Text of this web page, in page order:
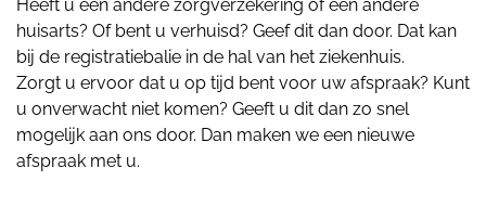
Heeft u een andere zorgverzekering of een andere
huisarts? Of bent u verhuisd? Geef dit dan door. Dat kan
bij de registratiebalie in de hal van het ziekenhuis.
Zorgt u ervoor dat u op tijd bent voor uw afspraak? Kunt
u onverwacht niet komen? Geeft u dit dan zo snel
mogelijk aan ons door. Dan maken we een nieuwe
afspraak met u.